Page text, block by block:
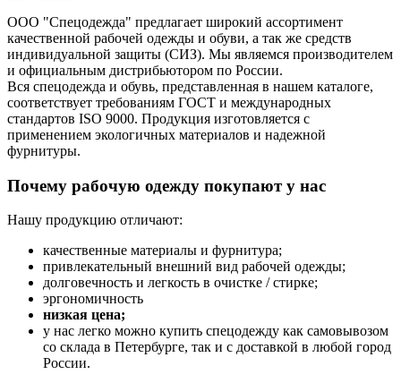
ООО "Спецодежда" предлагает широкий ассортимент
качественной рабочей одежды и обуви, а так же средств
индивидуальной защиты (СИЗ). Мы являемся производителем
и официальным дистрибьютором по России.
Вся спецодежда и обувь, представленная в нашем каталоге,
соответствует требованиям ГОСТ и международных
стандартов ISO 9000. Продукция изготовляется с
применением экологичных материалов и надежной
фурнитуры.
Почему рабочую одежду покупают у нас
Нашу продукцию отличают:
качественные материалы и фурнитура;
привлекательный внешний вид рабочей одежды;
долговечность и легкость в очистке / стирке;
эргономичность
низкая цена;
у нас легко можно купить спецодежду как самовывозом
со склада в Петербурге, так и с доставкой в любой город
России.